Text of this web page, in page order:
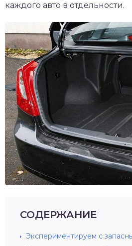
каждого авто в отдельности.
СОДЕРЖАНИЕ
Экспериментируем с